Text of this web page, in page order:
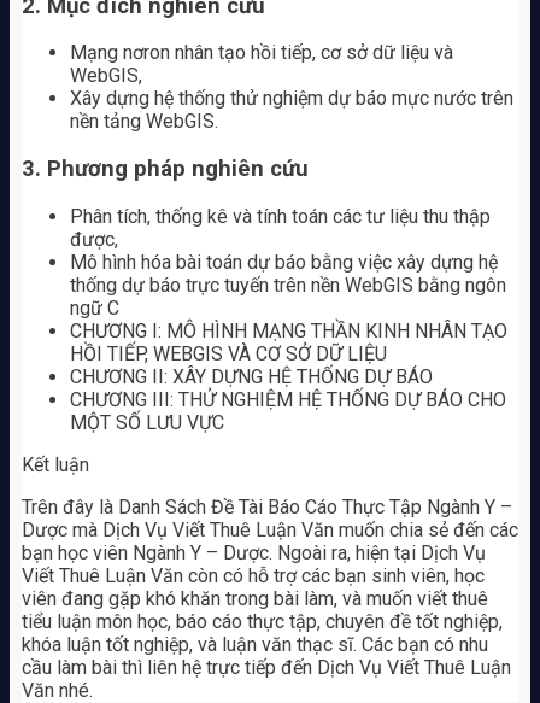
2. Mục đích nghiên cứu
Mạng nơron nhân tạo hồi tiếp, cơ sở dữ liệu và
WebGIS,
Xây dựng hệ thống thử nghiệm dự báo mực nước trên
nền tảng WebGIS.
3. Phương pháp nghiên cứu
Phân tích, thống kê và tính toán các tư liệu thu thập
được,
Mô hình hóa bài toán dự báo bằng việc xây dựng hệ
thống dự báo trực tuyến trên nền WebGIS bằng ngôn
ngữ C
CHƯƠNG I: MÔ HÌNH MẠNG THẦN KINH NHÂN TẠO
HỒI TIẾP, WEBGIS VÀ CƠ SỞ DỮ LIỆU
CHƯƠNG II: XÂY DỰNG HỆ THỐNG DỰ BÁO
CHƯƠNG III: THỬ NGHIỆM HỆ THỐNG DỰ BÁO CHO
MỘT SỐ LƯU VỰC
Kết luận
Trên đây là Danh Sách Đề Tài Báo Cáo Thực Tập Ngành Y –
Dược mà Dịch Vụ Viết Thuê Luận Văn muốn chia sẻ đến các
bạn học viên Ngành Y – Dược. Ngoài ra, hiện tại Dịch Vụ
Viết Thuê Luận Văn còn có hỗ trợ các bạn sinh viên, học
viên đang gặp khó khăn trong bài làm, và muốn viết thuê
tiểu luận môn học, báo cáo thực tập, chuyên đề tốt nghiệp,
khóa luận tốt nghiệp, và luận văn thạc sĩ. Các bạn có nhu
cầu làm bài thì liên hệ trực tiếp đến Dịch Vụ Viết Thuê Luận
Văn nhé.